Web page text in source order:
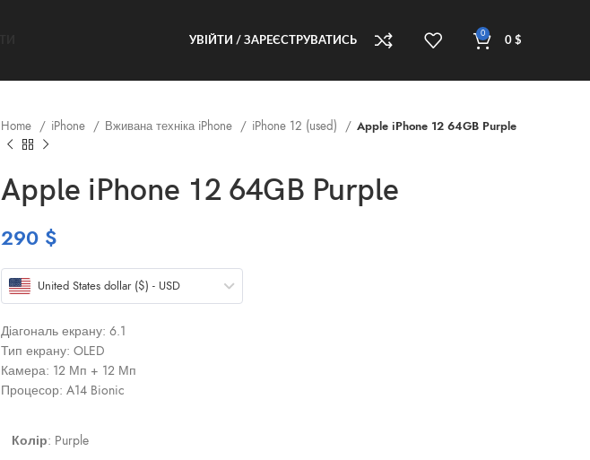
УВІЙТИ / ЗАРЕЄСТРУВАТИСЬ
0
0 $
Home iPhone Вживана техніка iPhone iPhone 12 (used) Apple iPhone 12 64GB Purple
Apple iPhone 12 64GB Purple
290 $
United States dollar ($) - USD
Діагональ екрану: 6.1
Тип екрану: OLED
Камера: 12 Мп + 12 Мп
Процесор: A14 Bionic
Колір: Purple